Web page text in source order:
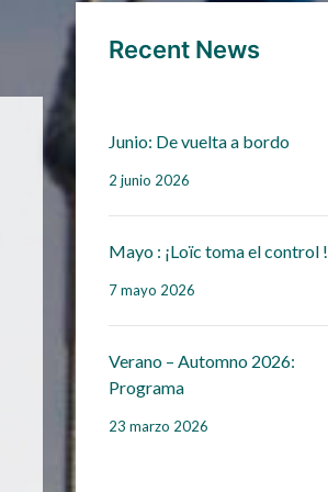
Recent News
Junio: De vuelta a bordo
2 junio 2026
Mayo : ¡Loïc toma el control !
7 mayo 2026
Verano – Automno 2026:
Programa
23 marzo 2026